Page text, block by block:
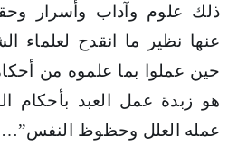
ذلك علوم وآداب وأسرار
عنها نظير ما انقدح لعلماء
حين عملوا بما علموه من
هو زبدة عمل العبد بأحكام
عمله العلل وحظوظ النفس”…